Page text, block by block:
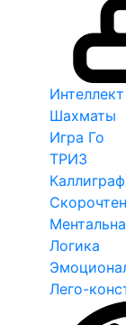
Интеллект
Шахматы
Игра Го
ТРИЗ
Логика
Лего-